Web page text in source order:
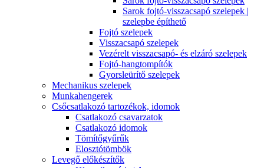
Sarok fojtó-visszacsapó szelepek |
szelepbe építhető
Fojtó szelepek
Visszacsapó szelepek
Vezérelt visszacsapó- és elzáró szelepek
Fojtó-hangtompítók
Gyorsleürítő szelepek
Mechanikus szelepek
Munkahengerek
Csőcsatlakozó tartozékok, idomok
Csatlakozó csavarzatok
Csatlakozó idomok
Tömítőgyűrűk
Elosztótömbök
Levegő előkészítők